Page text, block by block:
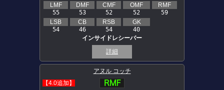
LMF
55
DMF
53
CMF
52
OMF
52
RMF
59
LSB
54
CB
46
RSB
54
GK
40
インサイドレシーバー
詳細
アヌル コッチ
【4.0追加】